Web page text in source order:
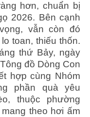
hơn, chuẩn bị
2026. Bên cạnh
vẫn còn đó
toan, thiếu thốn.
thứ Bảy, ngày
đồ Dòng Con
hợp cùng Nhóm
phần quà yêu
thuộc phường
theo hơi ấm